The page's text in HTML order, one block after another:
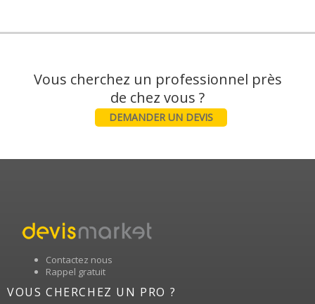
Vous cherchez un professionnel près
DEMANDER UN DEVIS
Contactez nous
Rappel gratuit
VOUS CHERCHEZ UN PRO ?